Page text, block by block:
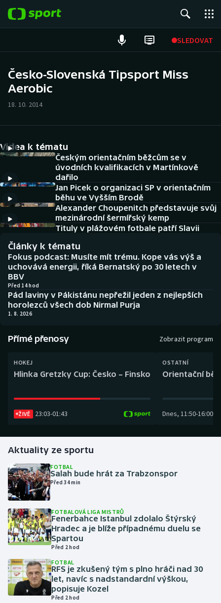
SLEDOVAT
Hokej
Cyklistika
DALŠÍ SPORTY
Americký fotbal
Baseball a softbal
Basketbal
Biatlon
Boby a skeleton
Dostihy
Futsal
Gymnastika
Házená
Jezdectví
Judo
Krasobruslení
Lezení
NEPŘEHLÉDNĚTE
Soutěže
Historické návraty
Aplikace ČT sport
AZ kvíz
Česko-Slovenská Tipsport Miss
Aerobic
18. 10. 2014
Videa k tématu
Českým orientačním běžcům se v
úvodních kvalifikacích v Martínkově
dařilo
Jan Picek o organizaci SP v orientačním
běhu ve Vyšším Brodě
Alexander Choupenitch představuje svůj
mezinárodní šermířský kemp
Tituly v plážovém fotbale patří Slavii
Články k tématu
Fokus podcast: Musíte mít trému. Kope vás výš a
uchovává energii, říká Bernatský po 30 letech v
BBV
Před 14 hod
Pád laviny v Pákistánu nepřežil jeden z nejlepších
horolezců všech dob Nirmal Purja
1. 8. 2026
Přímé přenosy Zobrazit program
HOKEJ
Hlinka Gretzky Cup: Česko – Finsko
ŽIVĚ 23:03-01:43
OSTATNÍ
Orientační
Dnes, 11:50-16:00
Aktuality ze sportu
FOTBAL
Salah bude hrát za Trabzonspor
Před 34 min
FOTBALOVÁ LIGA MISTRŮ
Fenerbahce Istanbul zdolalo Štýrský
Hradec a je blíže případnému duelu se
Spartou
Před 2 hod
FOTBAL
RFS je zkušený tým s plno hráči nad 30
let, navíc s nadstandardní výškou,
popisuje Kozel
Před 2 hod